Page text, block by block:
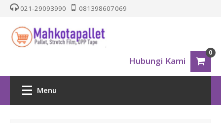
021-29093990 081398607069
Hubungi Kami
0
Menu